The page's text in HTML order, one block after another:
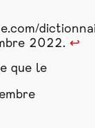
2022. ↩
que le